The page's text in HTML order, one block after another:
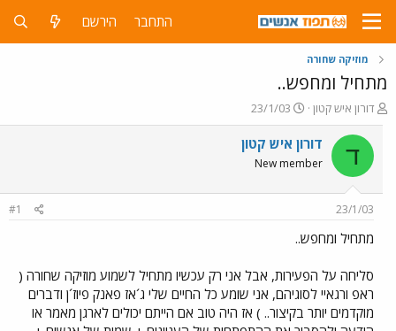
התחבר הירשם
מוזיקה שחורה
מתחיל ומחפש..
פ
ו
ת
ח
ה
ש
א
דורון איש קטון
פ
ו
ר
ם
23/1/03
ד דורון איש קטון
New member
23/1/03
#1
מתחיל ומחפש..
סליחה על הפעירות, אבל אני רק עכשיו מתחיל לשמוע מוזיקה שחורה (
ראפ ורגאיי לסוגיהם, אני שומע כל החיים שלי ג´אז פאנק פיוז´ן ודברים
מוקדמים יותר בקיצור.. ) אז היה טוב אם הייתם יכולים לארגן מאמר או